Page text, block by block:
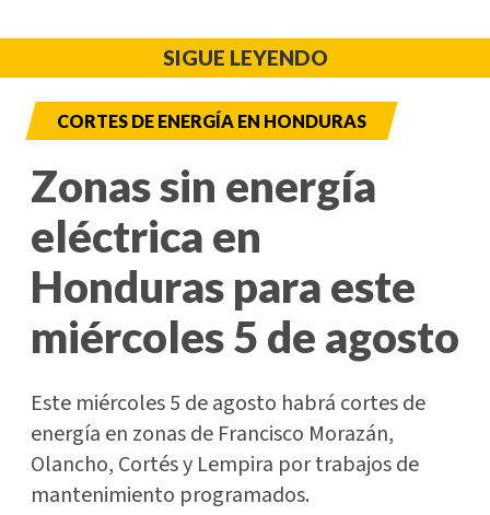
SIGUE LEYENDO
CORTES DE ENERGÍA EN HONDURAS
Zonas sin energía
eléctrica en
Honduras para este
miércoles 5 de agosto
Este miércoles 5 de agosto habrá cortes de
energía en zonas de Francisco Morazán,
Olancho, Cortés y Lempira por trabajos de
mantenimiento programados.